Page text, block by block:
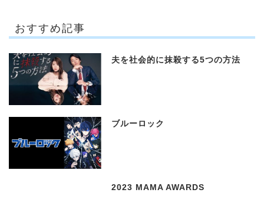
おすすめ記事
夫を社会的に抹殺する5つの方法
ブルーロック
2023 MAMA AWARDS